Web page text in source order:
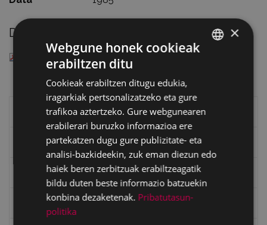
Deskargatu
— PDF document, 119 KB (122476 bytes)
Eibarko liburuak
eta kitto
"Eibar" rebista sarean
Goi Argi aldizkaria
×
Webgune honek cookieak
erabiltzen ditu
Cookieak erabiltzen ditugu edukia,
iragarkiak pertsonalizatzeko eta gure
trafikoa aztertzeko. Gure webgunearen
erabilerari buruzko informazioa ere
partekatzen dugu gure publizitate- eta
analisi-bazkideekin, zuk eman diezun edo
haiek beren zerbitzuak erabiltzeagatik
bildu duten beste informazio batzuekin
konbina dezaketenak. Pribatutasun-
politika